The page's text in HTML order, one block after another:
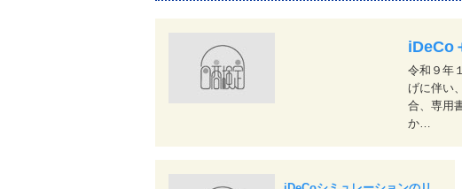
iDeCo
令和９年
げに伴い
合、専用
か…